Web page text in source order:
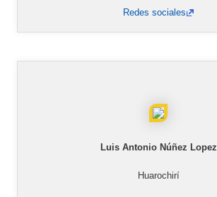
Redes sociales
Luis Antonio Núñez Lopez
Huarochirí